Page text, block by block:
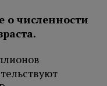
численности